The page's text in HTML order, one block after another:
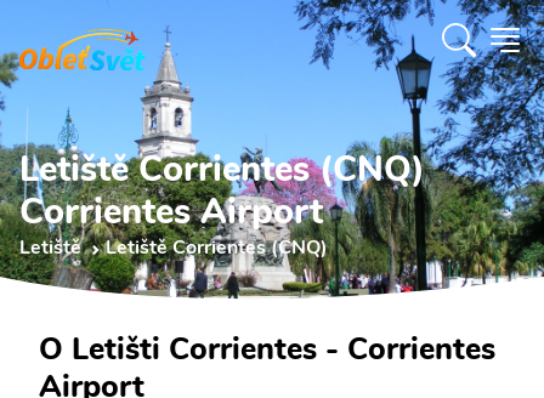
Letiště Corrientes (CNQ)
Corrientes Airport
Letiště Letiště Corrientes (CNQ)
O Letišti Corrientes - Corrientes
Airport